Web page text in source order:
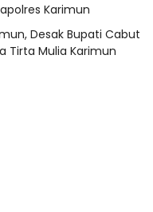
Karimun
Desak Bupati Cabut
Tirta Mulia Karimun